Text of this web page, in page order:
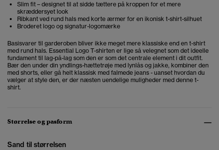
Slim fit – designet til at sidde tættere på kroppen for et mere
skræddersyet look
Ribkant ved rund hals med korte ærmer for en ikonisk t-shirt-silhuet
Broderet logo og signatur-logomærke
Basisvarer til garderoben bliver ikke meget mere klassiske end en t-shirt
med rund hals. Essential Logo T-shirten er lige så velegnet som det ideelle
fundament til lag-på-lag som den er som det centrale element i dit outfit.
Bær den under din yndlings-hættetrøje med lynlås og jakke, kombiner den
med shorts, eller gå helt klassisk med falmede jeans - uanset hvordan du
vælger at style den, er der næsten uendelige muligheder med denne t-
shirt.
Størrelse og pasform
Sand til størrelsen